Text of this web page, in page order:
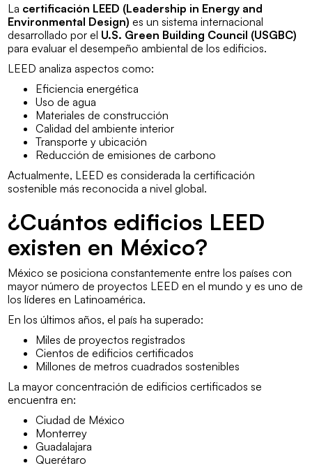
La certificación LEED (Leadership in Energy and
Environmental Design) es un sistema internacional
desarrollado por el U.S. Green Building Council (USGBC)
para evaluar el desempeño ambiental de los edificios.
LEED analiza aspectos como:
Eficiencia energética
Uso de agua
Materiales de construcción
Calidad del ambiente interior
Transporte y ubicación
Reducción de emisiones de carbono
Actualmente, LEED es considerada la certificación
sostenible más reconocida a nivel global.
¿Cuántos edificios LEED
existen en México?
México se posiciona constantemente entre los países con
mayor número de proyectos LEED en el mundo y es uno de
los líderes en Latinoamérica.
En los últimos años, el país ha superado:
Miles de proyectos registrados
Cientos de edificios certificados
Millones de metros cuadrados sostenibles
La mayor concentración de edificios certificados se
encuentra en:
Ciudad de México
Monterrey
Guadalajara
Querétaro